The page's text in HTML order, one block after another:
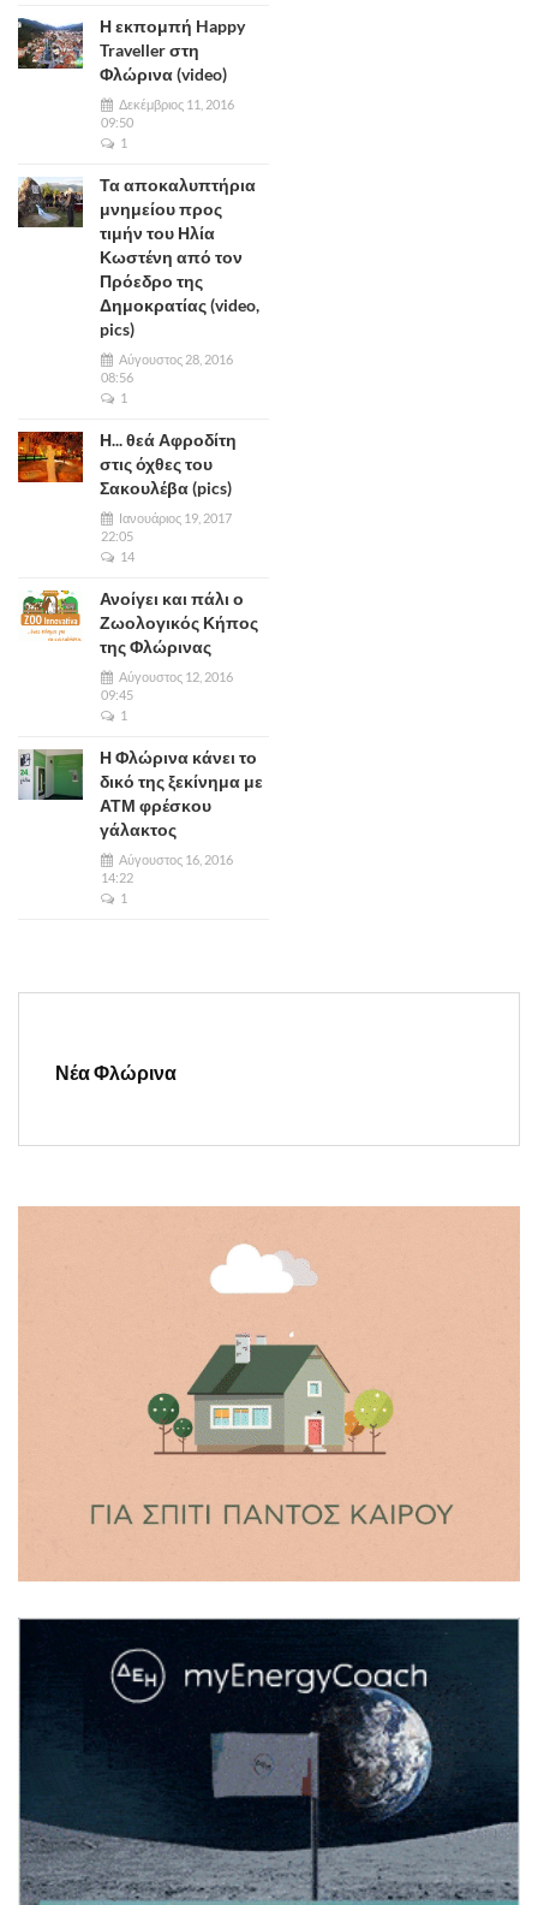
Η εκπομπή Happy
Traveller στη
Φλώρινα (video)
Δεκέμβριος 11, 2016
09:50
1
Τα αποκαλυπτήρια
μνημείου προς
τιμήν του Ηλία
Κωστένη από τον
Πρόεδρο της
Δημοκρατίας (video,
pics)
Αύγουστος 28, 2016
08:56
1
Η... θεά Αφροδίτη
στις όχθες του
Σακουλέβα (pics)
Ιανουάριος 19, 2017
22:05
14
Ανοίγει και πάλι ο
Ζωολογικός Κήπος
της Φλώρινας
Αύγουστος 12, 2016
09:45
1
Η Φλώρινα κάνει το
δικό της ξεκίνημα με
ΑΤΜ φρέσκου
γάλακτος
Αύγουστος 16, 2016
14:22
1
Νέα Φλώρινα